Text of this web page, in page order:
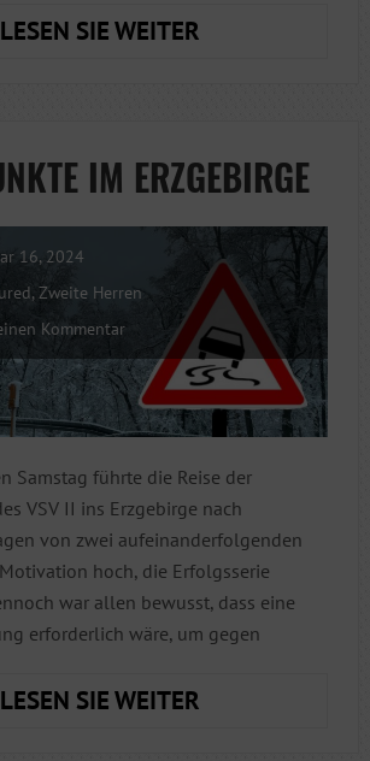
LESEN SIE WEITERFUTUR
IM ERZGEBIRGE
16, 2024
,Zweite Herren
Kommentar
Samstag führte die Reise der
VSV II ins Erzgebirge nach
von zwei aufeinanderfolgenden
hoch, die Erfolgsserie
war allen bewusst, dass eine
erforderlich wäre, um gegen
LESEN SIE WEITERKEINE